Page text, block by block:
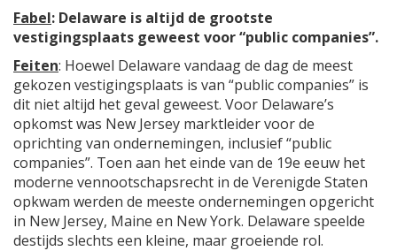
Fabel: Delaware is altijd de grootste
vestigingsplaats geweest voor “public companies”.
Feiten: Hoewel Delaware vandaag de dag de meest
gekozen vestigingsplaats is van “public companies” is
dit niet altijd het geval geweest. Voor Delaware’s
opkomst was New Jersey marktleider voor de
oprichting van ondernemingen, inclusief “public
companies”. Toen aan het einde van de 19e eeuw het
moderne vennootschapsrecht in de Verenigde Staten
opkwam werden de meeste ondernemingen opgericht
in New Jersey, Maine en New York. Delaware speelde
destijds slechts een kleine, maar groeiende rol.